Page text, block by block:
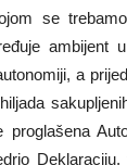
se
ambijent
a